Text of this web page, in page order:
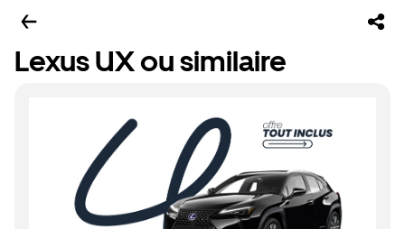
Lexus UX ou similaire